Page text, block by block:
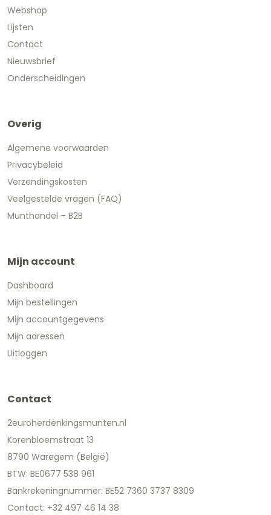
Webshop
Lijsten
Contact
Nieuwsbrief
Onderscheidingen
Overig
Algemene voorwaarden
Privacybeleid
Verzendingskosten
Veelgestelde vragen (FAQ)
Munthandel – B2B
Mijn account
Dashboard
Mijn bestellingen
Mijn accountgegevens
Mijn adressen
Uitloggen
Contact
2euroherdenkingsmunten.nl
Korenbloemstraat 13
8790 Waregem (België)
BTW: BE0677 538 961
Bankrekeningnummer: BE52 7360 3737 8309
Contact: +32 497 46 14 38